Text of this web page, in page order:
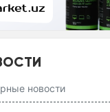
новости